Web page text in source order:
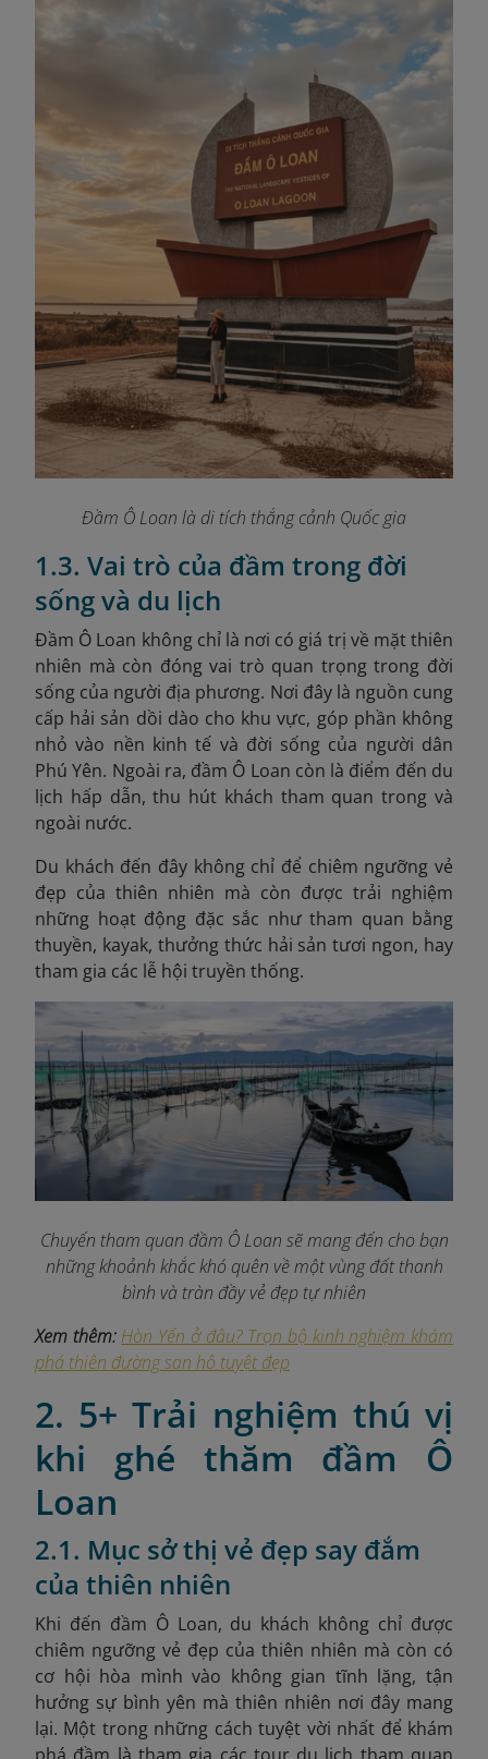
Đầm Ô Loan là di tích thắng cảnh Quốc gia
1.3. Vai trò của đầm trong đời
sống và du lịch
Đầm Ô Loan không chỉ là nơi có giá trị về mặt thiên
nhiên mà còn đóng vai trò quan trọng trong đời
sống của người địa phương. Nơi đây là nguồn cung
cấp hải sản dồi dào cho khu vực, góp phần không
nhỏ vào nền kinh tế và đời sống của người dân
Phú Yên. Ngoài ra, đầm Ô Loan còn là điểm đến du
lịch hấp dẫn, thu hút khách tham quan trong và
ngoài nước.
Du khách đến đây không chỉ để chiêm ngưỡng vẻ
đẹp của thiên nhiên mà còn được trải nghiệm
những hoạt động đặc sắc như tham quan bằng
thuyền, kayak, thưởng thức hải sản tươi ngon, hay
tham gia các lễ hội truyền thống.
Chuyến tham quan đầm Ô Loan sẽ mang đến cho bạn
những khoảnh khắc khó quên về một vùng đất thanh
bình và tràn đầy vẻ đẹp tự nhiên
Xem thêm: Hòn Yến ở đâu? Trọn bộ kinh nghiệm khám
phá thiên đường san hô tuyệt đẹp
2. 5+ Trải nghiệm thú vị
khi ghé thăm đầm Ô
Loan
2.1. Mục sở thị vẻ đẹp say đắm
của thiên nhiên
Khi đến đầm Ô Loan, du khách không chỉ được
chiêm ngưỡng vẻ đẹp của thiên nhiên mà còn có
cơ hội hòa mình vào không gian tĩnh lặng, tận
hưởng sự bình yên mà thiên nhiên nơi đây mang
lại. Một trong những cách tuyệt vời nhất để khám